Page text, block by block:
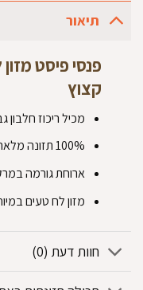
תיאור
פנסי פיסט
קצוץ
מכיל ריכוז חלבון
100% תזונה מלאה ומאוזנת, מוקפדת ואיכותית
ארוחת גורמה
מזון לח טעים
חוות דעת (0)